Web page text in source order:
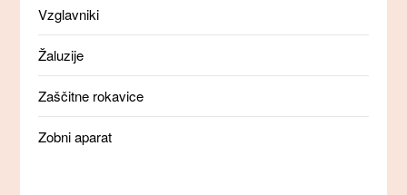
Vzglavniki
Žaluzije
Zaščitne rokavice
Zobni aparat